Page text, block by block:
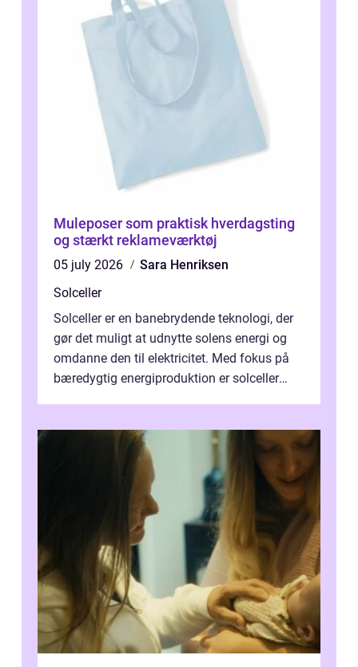
Muleposer som praktisk hverdagsting
og stærkt reklameværktøj
05 july 2026
Sara Henriksen
Solceller
Solceller er en banebrydende teknologi, der
gør det muligt at udnytte solens energi og
omdanne den til elektricitet. Med fokus på
bæredygtig energiproduktion er solceller